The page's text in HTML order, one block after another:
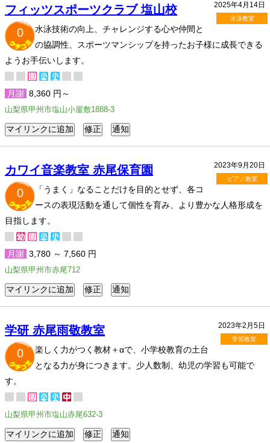
2025年4月14日
水泳教室
フィッツスポーツクラブ 塩山校
0
水泳技術の向上、チャレンジする心や仲間と
の協調性、スポーツマンシップを持ったお子様に成長できる
ようお手伝いします。
月謝 8,360 円～
山梨県甲州市塩山小屋敷1888-3
2023年9月20日
ピアノ教室
カワイ音楽教室 赤尾保育園
0
「うまく」なることだけを目的とせず、各コ
ースの表現活動を通して個性を育み、より豊かな人格形成を
目指します。
月謝 3,780 ～ 7,560 円
山梨県甲州市赤尾712
2023年2月5日
学習教室
学研 赤尾雨敬教室
0
楽しく力がつく教材＋αで、小学校教育の土台
となる力が身につきます。少人数制、幼児の学習も可能で
す。
山梨県甲州市塩山赤尾632-3